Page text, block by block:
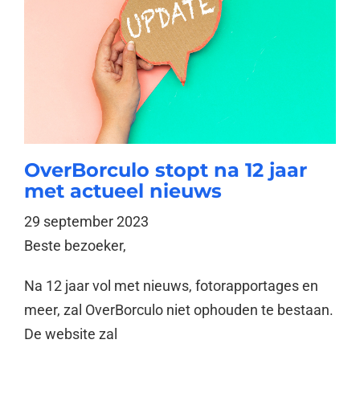
OverBorculo stopt na 12 jaar
met actueel nieuws
29 september 2023
Beste bezoeker,
Na 12 jaar vol met nieuws, fotorapportages en
meer, zal OverBorculo niet ophouden te bestaan.
De website zal